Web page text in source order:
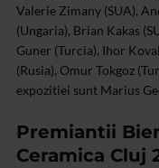
Valerie Zimany (SUA),
(Ungaria), Brian Kakas
Guner (Turcia), Ihor
(Rusia), Omur Tokgoz
expozitiei sunt Marius
Premiantii
Ceramica Cluj